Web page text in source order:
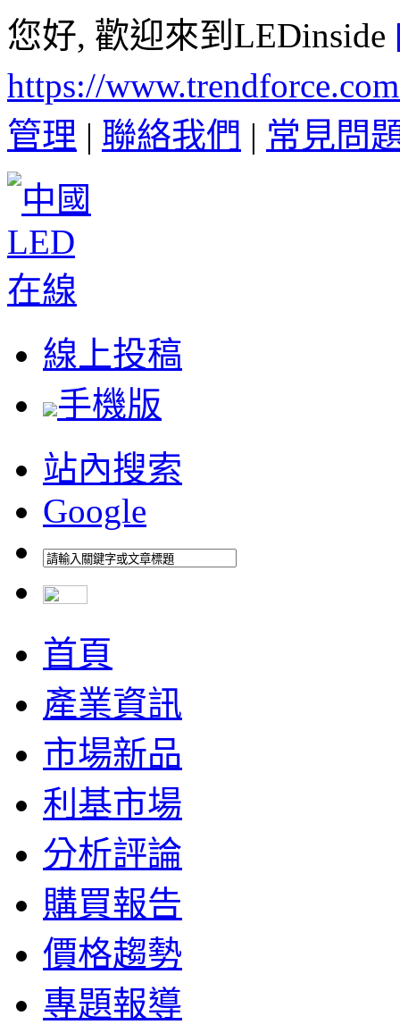
您好, 歡迎來到LEDinside
https://
管理 | 聯絡我們 | 常見問
線上投稿
手機版
站內搜索
Google
首頁
產業資訊
市場新品
利基市場
分析評論
購買報告
價格趨勢
專題報導